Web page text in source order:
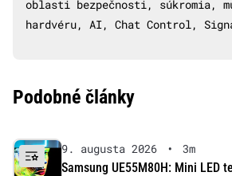
oblasti bezpečnosti, súkromia,
hardvéru, AI, Chat Control,
Podobné články
9. augusta 2026 •
3m
Samsung UE55M80H: Mini LED